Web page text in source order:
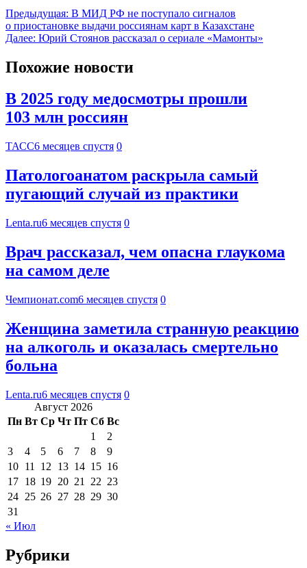
Предыдущая: В МИД РФ не поступало сигналов
о приостановке выдачи россиянам карт в Казахстане
Далее: Юрий Стоянов рассказал о сериале «Мамонты»
Похожие новости
В 2025 году медосмотры прошли
103 млн россиян
ТАСС6 месяцев спустя 0
Патологоанатом раскрыла самый
пугающий случай из практики
Lenta.ru6 месяцев спустя 0
Врач рассказал, чем опасна глаукома
на самом деле
Чемпионат.com6 месяцев спустя 0
Женщина заметила странную реакцию
на алкоголь и оказалась смертельно
больна
Lenta.ru6 месяцев спустя 0
Август 2026
Пн Вт Ср Чт Пт Сб Вс
1
2
3
4 5 6 7 8
9
10 11 12 13 14 15 16
17 18 19 20 21 22 23
24 25 26 27 28 29 30
31
« Июл
Рубрики